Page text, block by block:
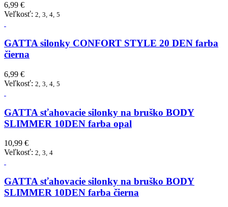
6,99 €
Veľkosť: 2, 3, 4, 5
GATTA silonky CONFORT STYLE 20 DEN farba
čierna
6,99 €
Veľkosť: 2, 3, 4, 5
GATTA sťahovacie silonky na bruško BODY
SLIMMER 10DEN farba opal
10,99 €
Veľkosť: 2, 3, 4
GATTA sťahovacie silonky na bruško BODY
SLIMMER 10DEN farba čierna